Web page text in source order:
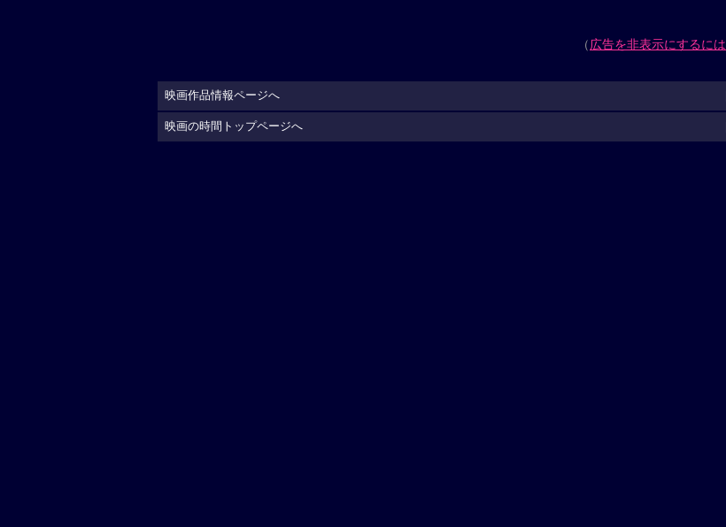
（広告を非表示にするには
映画作品情報ページへ
映画の時間トップページへ